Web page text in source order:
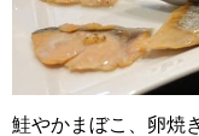
鮭やかまぼこ、卵焼